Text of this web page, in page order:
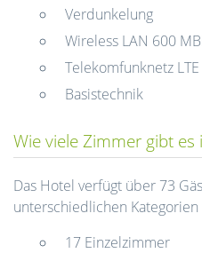
Verdunkelung
Wireless LAN 600
Telekomfunknetz LTE
Basistechnik
Wie viele Zimmer gibt es
Das Hotel verfügt über 73
unterschiedlichen
17 Einzelzimmer